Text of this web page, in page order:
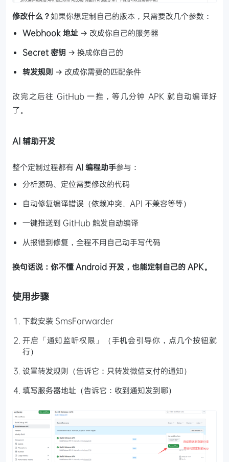
修改什么？ 如果你想定制自己的版本，只需要改几个参数：
Webhook 地址 → 改成你自己的服务器
Secret 密钥 → 换成你自己的
转发规则 → 改成你需要的匹配条件
改完之后往 GitHub 一推，等几分钟 APK 就自动编译好
了。
AI 辅助开发
整个定制过程都有 AI 编程助手参与：
分析源码、定位需要修改的代码
自动修复编译错误（依赖冲突、API 不兼容等等）
一键推送到 GitHub 触发自动编译
从报错到修复，全程不用自己动手写代码
换句话说：你不懂 Android 开发，也能定制自己的 APK。
使用步骤
下载安装 SmsForwarder
开启「通知监听权限」（手机会引导你，点几个按钮就
行）
设置转发规则（告诉它：只转发微信支付的通知）
填写服务器地址（告诉它：收到通知发到哪）